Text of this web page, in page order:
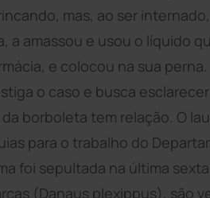
mas, ao ser
a amassou e usou o líquido
e colocou na sua perna.
o caso e busca
borboleta tem relação. O
para o trabalho do
foi sepultada na última
(Danaus plexippus), são